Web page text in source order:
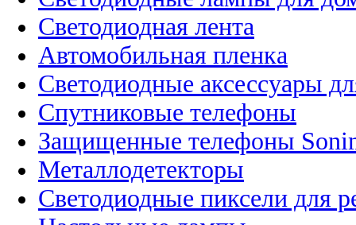
Светодиодная лента
Автомобильная пленка
Светодиодные аксессуары
Спутниковые телефоны
Защищенные телефоны
Металлодетекторы
Светодиодные пиксели для